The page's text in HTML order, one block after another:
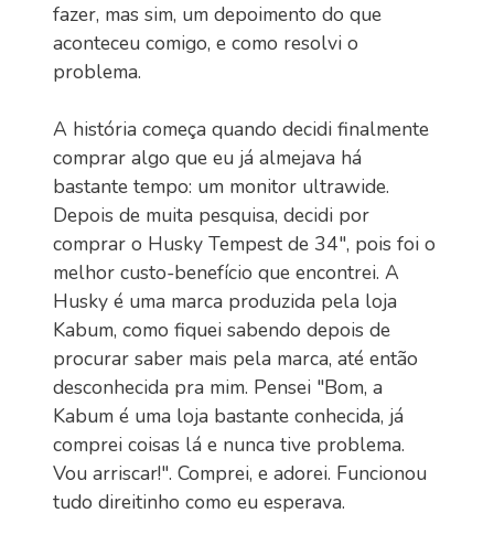
fazer, mas sim, um depoimento do que
aconteceu comigo, e como resolvi o
problema.
A história começa quando decidi finalmente
comprar algo que eu já almejava há
bastante tempo: um monitor ultrawide.
Depois de muita pesquisa, decidi por
comprar o Husky Tempest de 34", pois foi o
melhor custo-benefício que encontrei. A
Husky é uma marca produzida pela loja
Kabum, como fiquei sabendo depois de
procurar saber mais pela marca, até então
desconhecida pra mim. Pensei "Bom, a
Kabum é uma loja bastante conhecida, já
comprei coisas lá e nunca tive problema.
Vou arriscar!". Comprei, e adorei. Funcionou
tudo direitinho como eu esperava.